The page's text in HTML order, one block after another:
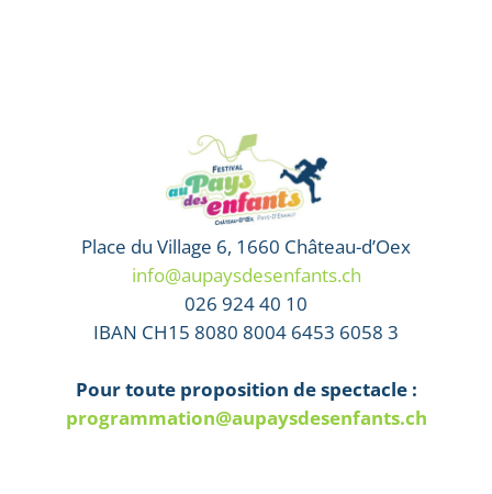
Place du Village 6, 1660 Château-d’Oex
info@aupaysdesenfants.ch
026 924 40 10
IBAN CH15 8080 8004 6453 6058 3
Pour toute proposition de spectacle :
programmation@aupaysdesenfants.ch